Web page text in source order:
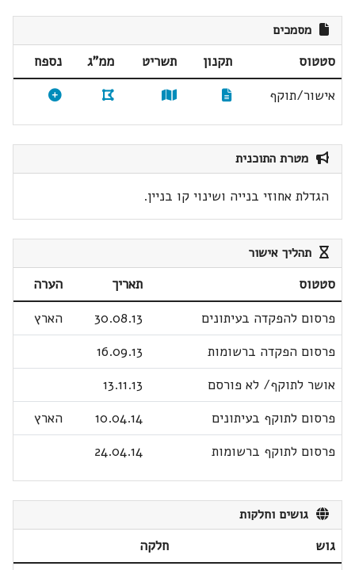
מסמכים
סטטוס תקנון תשריט ממ"ג
נספח
אישור/תוקף
מטרת התוכנית
הגדלת אחוזי בנייה ושינוי קו בניין.
תהליך אישור
סטטוס תאריך
הערה
פרסום להפקדה בעיתונים
30.08.13
הארץ
פרסום הפקדה ברשומות
16.09.13
אושר לתוקף/ לא פורסם
13.11.13
פרסום לתוקף בעיתונים
10.04.14
הארץ
פרסום לתוקף ברשומות
24.04.14
גושים וחלקות
גוש
חלקה